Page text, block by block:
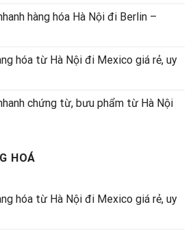
hàng hóa Hà Nội đi Berlin –
hóa từ Hà Nội đi Mexico giá rẻ, uy
chứng từ, bưu phẩm từ Hà Nội
HOÁ
hóa từ Hà Nội đi Mexico giá rẻ, uy